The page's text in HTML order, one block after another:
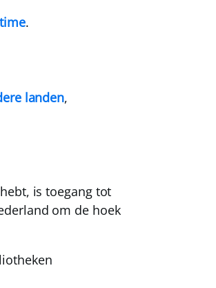
.
landen,
is toegang tot
om de hoek